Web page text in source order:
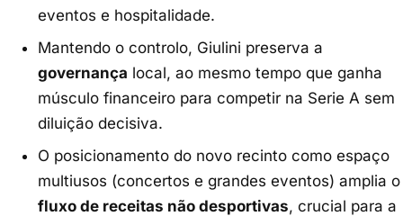
eventos e hospitalidade.
Mantendo o controlo, Giulini preserva a
governança local, ao mesmo tempo que ganha
músculo financeiro para competir na Serie A sem
diluição decisiva.
O posicionamento do novo recinto como espaço
multiusos (concertos e grandes eventos) amplia o
fluxo de receitas não desportivas, crucial para a